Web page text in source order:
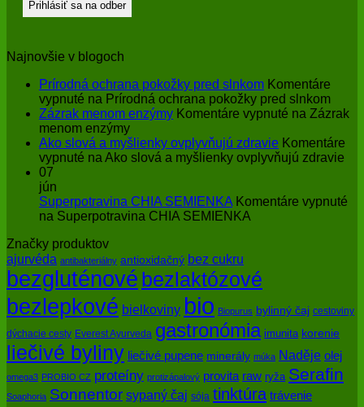
Najnovšie v blogoch
Prírodná ochrana pokožky pred slnkom Komentáre
vypnuté na Prírodná ochrana pokožky pred slnkom
Zázrak menom enzýmy Komentáre vypnuté na Zázrak
menom enzýmy
Ako slová a myšlienky ovplyvňujú zdravie Komentáre
vypnuté na Ako slová a myšlienky ovplyvňujú zdravie
07
jún
Superpotravina CHIA SEMIENKA Komentáre vypnuté
na Superpotravina CHIA SEMIENKA
Značky produktov
ajurvéda antibakteriálny antioxidačný bez cukru
bezgluténové bezlaktózové
bezlepkové bielkoviny bio Biopurus bylinný čaj cestoviny
dýchacie cesty Everest Ayurveda gastronómia imunita korenie
liečivé byliny liečivé pupene minerály múka Naděje olej
omega3 PROBIO CZ proteíny protizápalový provita raw ryža Serafin
Soaphoria Sonnentor sypaný čaj sója tinktúra trávenie